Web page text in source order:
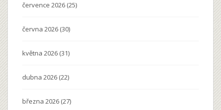
července 2026 (25)
června 2026 (30)
května 2026 (31)
dubna 2026 (22)
března 2026 (27)